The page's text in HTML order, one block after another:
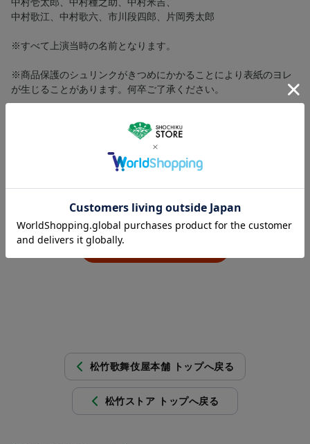
中村壱太郎、中村種之助、中村米吉、
中村歌江、中村歌六、市川段四郎、片岡秀太郎
※すべて上演当時の名前となります。
※商品保護のシュリンクがきつめにかかることにより表紙のヨレ
が生じることがあります。何卒ご了承ください。
レビューを評価するにはログインが必要です。
松竹歌舞伎屋本舗 トップへ戻る
松竹ストア トップへ戻る